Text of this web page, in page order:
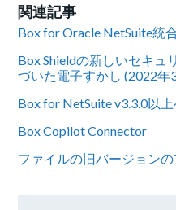
関連記事
Box for Oracle NetSuite統
Box Shieldの新しいセキュ
づいた電子すかし (2022年
Box for NetSuite v3.3.0以
Box Copilot Connector
ファイルの旧バージョン